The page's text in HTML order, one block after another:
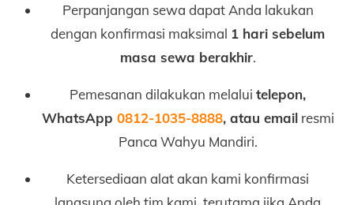
Perpanjangan sewa dapat Anda lakukan
dengan konfirmasi maksimal 1 hari sebelum
masa sewa berakhir.
Pemesanan dilakukan melaluitelepon,
WhatsApp 0812-1035-8888, atau emailresmi
Panca Wahyu Mandiri.
Ketersediaan alat akan kami konfirmasi